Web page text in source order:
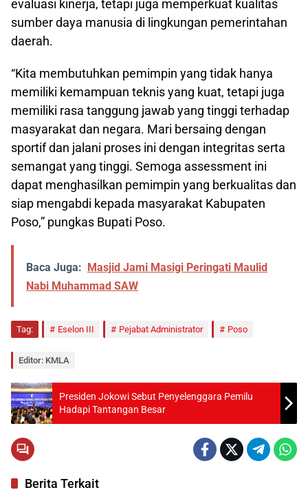
evaluasi kinerja, tetapi juga memperkuat kualitas
sumber daya manusia di lingkungan pemerintahan
daerah.
“Kita membutuhkan pemimpin yang tidak hanya
memiliki kemampuan teknis yang kuat, tetapi juga
memiliki rasa tanggung jawab yang tinggi terhadap
masyarakat dan negara. Mari bersaing dengan
sportif dan jalani proses ini dengan integritas serta
semangat yang tinggi. Semoga assessment ini
dapat menghasilkan pemimpin yang berkualitas dan
siap mengabdi kepada masyarakat Kabupaten
Poso,” pungkas Bupati Poso.
Baca Juga: Masjid Jami Masigi Peringati Maulid
Nabi Muhammad SAW
Tag: Eselon III Pejabat Administrator Poso
Editor: KMLA
Presiden Jokowi Sebut Penyelenggara Pemilu
Hadapi Tantangan Besar
Berita Terkait